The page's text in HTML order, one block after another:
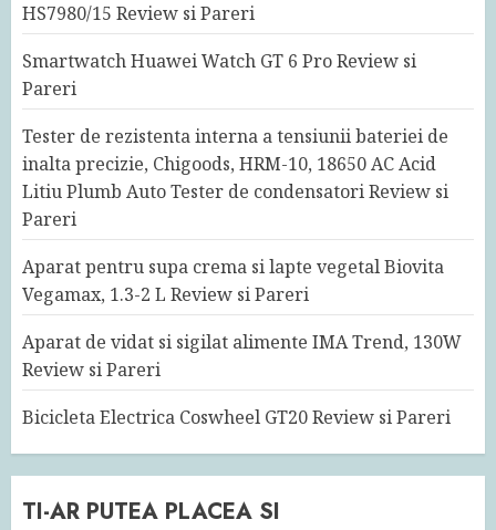
HS7980/15 Review si Pareri
Smartwatch Huawei Watch GT 6 Pro Review si
Pareri
Tester de rezistenta interna a tensiunii bateriei de
inalta precizie, Chigoods, HRM-10, 18650 AC Acid
Litiu Plumb Auto Tester de condensatori Review si
Pareri
Aparat pentru supa crema si lapte vegetal Biovita
Vegamax, 1.3-2 L Review si Pareri
Aparat de vidat si sigilat alimente IMA Trend, 130W
Review si Pareri
Bicicleta Electrica Coswheel GT20 Review si Pareri
TI-AR PUTEA PLACEA SI